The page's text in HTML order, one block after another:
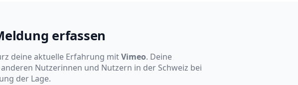
erfassen
deine aktuelle Erfahrung mitVimeo. Deine
Nutzerinnen und Nutzern in der Schweiz bei
der Lage.